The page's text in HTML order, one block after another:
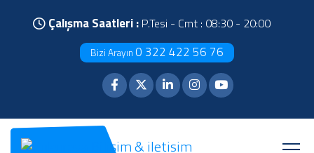
Çalışma Saatleri : P.Tesi - Cmt : 08:30 - 20:00
Bizi Arayın 0 322 422 56 76